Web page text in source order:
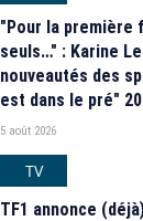
"Pour la première
seuls…" : Karine
nouveautés des
est dans le pré"
5 août 2026
TV
TF1 annonce